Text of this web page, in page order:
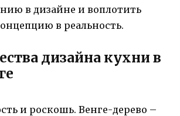
в дизайне и воплотить
в реальность.
дизайна кухни в
и роскошь. Венге-дерево –